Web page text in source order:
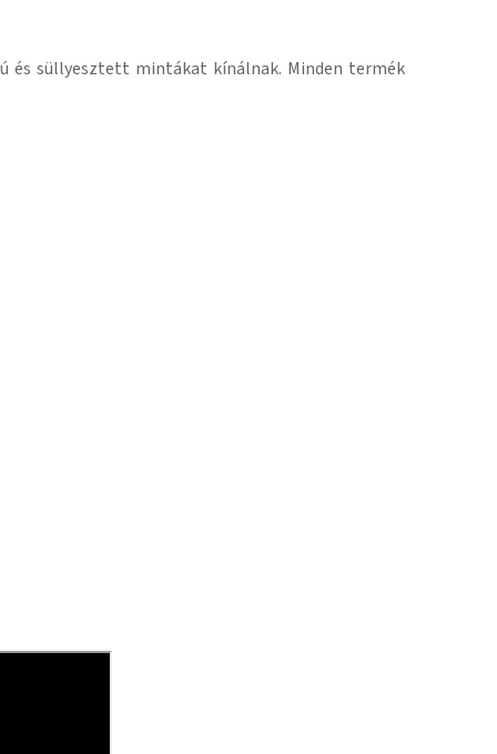
és süllyesztett mintákat kínálnak. Minden termék